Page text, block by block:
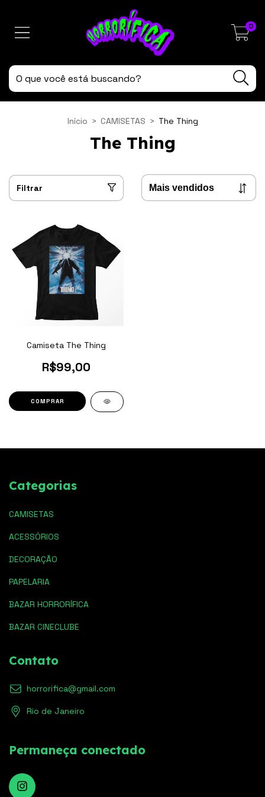
0
Início > CAMISETAS > The Thing
The Thing
Filtrar
Camiseta The Thing
R$99,00
COMPRAR
Categorias
CAMISETAS
ACESSÓRIOS
DECORAÇÃO
PAPELARIA
BAZAR HORRORÍFICA
BAZAR CINECLUBE
Contato
horrorifica@gmail.com
Rio de Janeiro
Permaneça conectado